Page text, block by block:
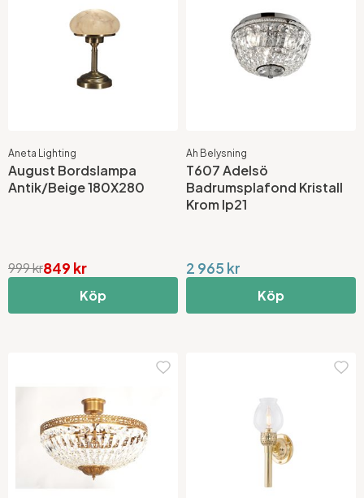
Aneta Lighting
August Bordslampa
Antik/Beige 180X280
849 kr
999 kr
Köp
Ah Belysning
T607 Adelsö
Badrumsplafond Kristall
Krom Ip21
2 965 kr
Köp